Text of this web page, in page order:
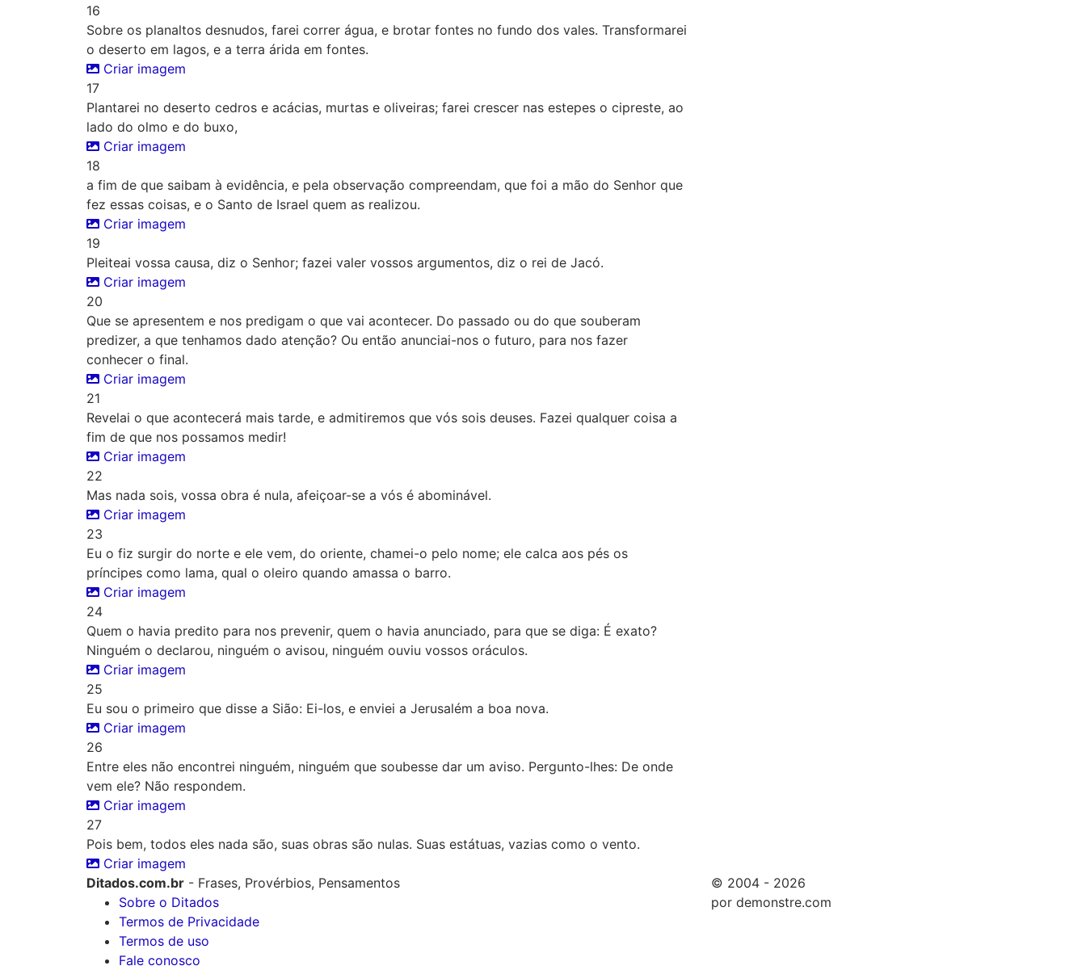
16
Sobre os planaltos desnudos, farei correr água, e brotar fontes no fundo dos vales. Transformarei
o deserto em lagos, e a terra árida em fontes.
Criar imagem
17
Plantarei no deserto cedros e acácias, murtas e oliveiras; farei crescer nas estepes o cipreste, ao
lado do olmo e do buxo,
Criar imagem
18
a fim de que saibam à evidência, e pela observação compreendam, que foi a mão do Senhor que
fez essas coisas, e o Santo de Israel quem as realizou.
Criar imagem
19
Pleiteai vossa causa, diz o Senhor; fazei valer vossos argumentos, diz o rei de Jacó.
Criar imagem
20
Que se apresentem e nos predigam o que vai acontecer. Do passado ou do que souberam
predizer, a que tenhamos dado atenção? Ou então anunciai-nos o futuro, para nos fazer
conhecer o final.
Criar imagem
21
Revelai o que acontecerá mais tarde, e admitiremos que vós sois deuses. Fazei qualquer coisa a
fim de que nos possamos medir!
Criar imagem
22
Mas nada sois, vossa obra é nula, afeiçoar-se a vós é abominável.
Criar imagem
23
Eu o fiz surgir do norte e ele vem, do oriente, chamei-o pelo nome; ele calca aos pés os
príncipes como lama, qual o oleiro quando amassa o barro.
Criar imagem
24
Quem o havia predito para nos prevenir, quem o havia anunciado, para que se diga: É exato?
Ninguém o declarou, ninguém o avisou, ninguém ouviu vossos oráculos.
Criar imagem
25
Eu sou o primeiro que disse a Sião: Ei-los, e enviei a Jerusalém a boa nova.
Criar imagem
26
Entre eles não encontrei ninguém, ninguém que soubesse dar um aviso. Pergunto-lhes: De onde
vem ele? Não respondem.
Criar imagem
27
Pois bem, todos eles nada são, suas obras são nulas. Suas estátuas, vazias como o vento.
Criar imagem
Ditados.com.br - Frases, Provérbios, Pensamentos
Sobre o Ditados
Termos de Privacidade
Termos de uso
Fale conosco
© 2004 - 2026
por demonstre.com